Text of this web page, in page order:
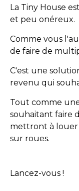
La Tiny House
et peu onéreux.
Comme vous
de faire de
C'est une
revenu qui
Tout comme
souhaitant faire
mettront à louer
sur roues.
Lancez-vous !